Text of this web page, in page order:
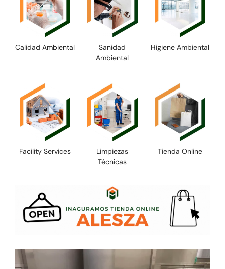
Sanidad
Ambiental
Calidad Ambiental Higiene Ambiental
Facility Services
Limpiezas
Técnicas
Tienda Online